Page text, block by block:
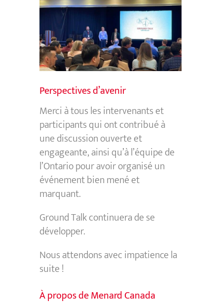
Perspectives d’avenir
Merci à tous les intervenants et
participants qui ont contribué à
une discussion ouverte et
engageante, ainsi qu’à l’équipe de
l’Ontario pour avoir organisé un
événement bien mené et
marquant.
Ground Talk continuera de se
développer.
Nous attendons avec impatience la
suite !
À propos de Menard Canada